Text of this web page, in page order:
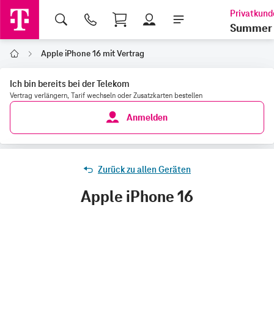
Shopping Cart
Summer
Home Apple iPhone 16 mit Vertrag
Ich bin bereits bei der Telekom
Vertrag verlängern, Tarif wechseln oder Zusatzkarten bestellen
Anmelden
Zurück zu allen Geräten
Apple iPhone 16